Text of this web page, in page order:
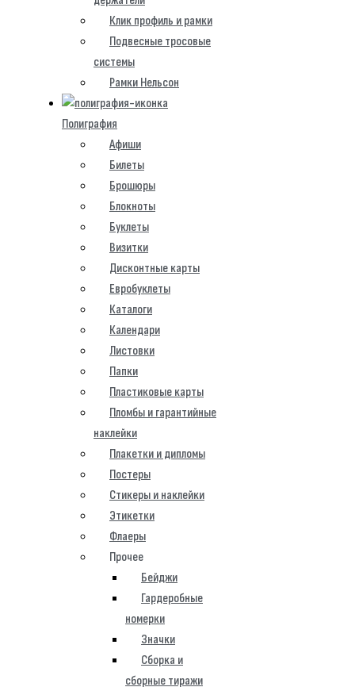
Клик профиль и рамки
Подвесные тросовые
системы
Рамки Нельсон
Полиграфия
Афиши
Билеты
Брошюры
Блокноты
Буклеты
Визитки
Дисконтные карты
Евробуклеты
Каталоги
Календари
Листовки
Папки
Пластиковые карты
Пломбы и гарантийные
наклейки
Плакетки и дипломы
Постеры
Стикеры и наклейки
Этикетки
Флаеры
Прочее
Бейджи
Гардеробные
номерки
Значки
Сборка и
сборные тиражи